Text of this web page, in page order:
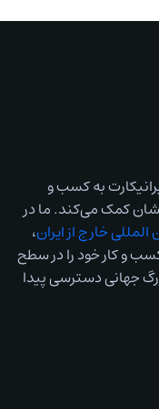
باشد.
در رتبه ششم قرار
گرفت. همچنین انگلستان با جمعیتی حدود ۶۷ میلیون نفر، بازار
که ورود به دنیای
سودآوری فراهم
در یکی از زمینه‌های
داخلی و
موسسات اعتباری،
ایرانیکارت به کسب و
کمک می‌کند. ما در
خارج از ایران،
و کار خود را در سطح
جهانی دسترسی پیدا